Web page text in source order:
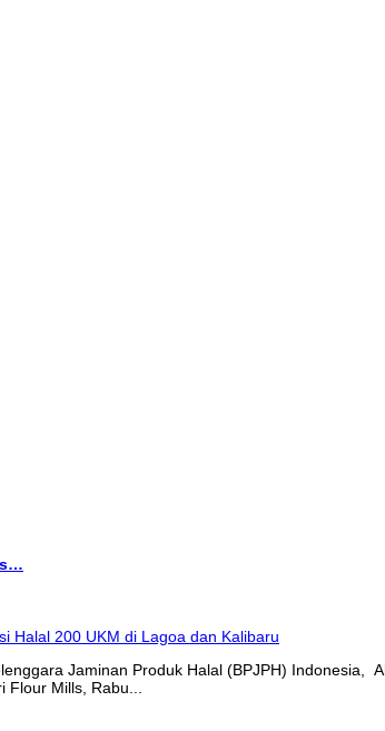
Jaminan Produk Halal (BPJPH) Indonesia,
Mills, Rabu...